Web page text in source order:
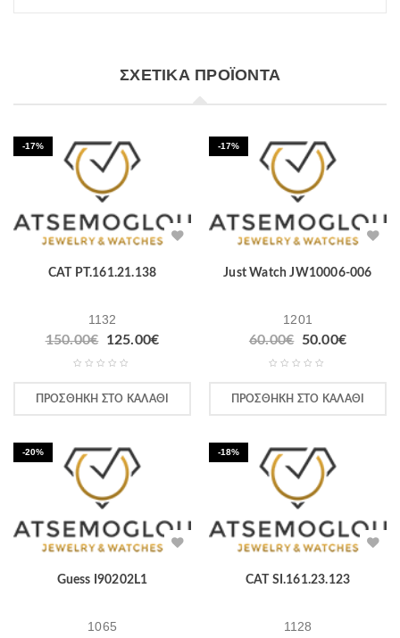
ΣΧΕΤΙΚΆ ΠΡΟΪΌΝΤΑ
-17%
CAT PT.161.21.138
1132
150.00€ 125.00€
ΠΡΟΣΘΉΚΗ ΣΤΟ ΚΑΛΆΘΙ
-17%
Just Watch JW10006-006
1201
60.00€ 50.00€
ΠΡΟΣΘΉΚΗ ΣΤΟ ΚΑΛΆΘΙ
-20%
Guess I90202L1
1065
-18%
CAT SI.161.23.123
1128